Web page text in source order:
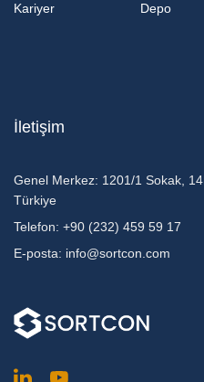
Kariyer
Depo
İletişim
Genel Merkez: 1201/1 Sokak,
Türkiye
Telefon: +90 (232) 459 59 17
E-posta: info@sortcon.com